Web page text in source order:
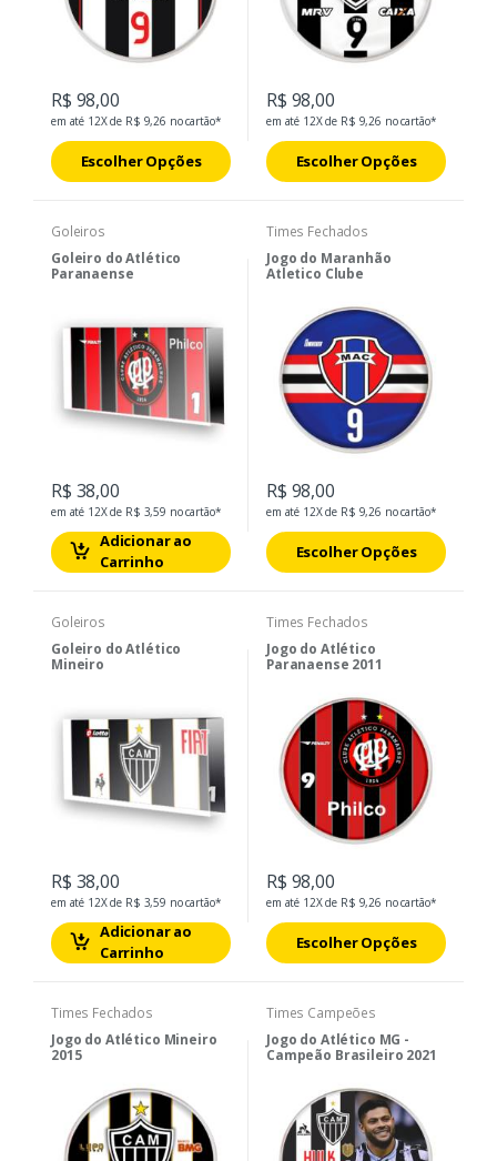
R$ 98,00
em até 12X de R$ 9,26 no cartão*
Escolher Opções
R$ 98,00
em até 12X de R$ 9,26 no cartão*
Escolher Opções
Goleiros
Goleiro do Atlético
Paranaense
R$ 38,00
em até 12X de R$ 3,59 no cartão*
Adicionar ao
Carrinho
Times Fechados
Jogo do Maranhão
Atletico Clube
R$ 98,00
em até 12X de R$ 9,26 no cartão*
Escolher Opções
Goleiros
Goleiro do Atlético
Mineiro
R$ 38,00
em até 12X de R$ 3,59 no cartão*
Adicionar ao
Carrinho
Times Fechados
Jogo do Atlético
Paranaense 2011
R$ 98,00
em até 12X de R$ 9,26 no cartão*
Escolher Opções
Times Fechados
Jogo do Atlético Mineiro
2015
Times Campeões
Jogo do Atlético MG -
Campeão Brasileiro 2021